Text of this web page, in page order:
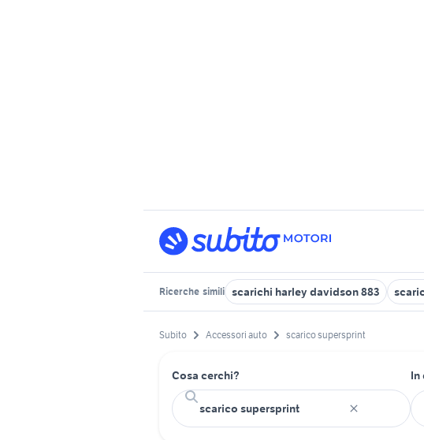
Ricerche simili scarichi harley davidson 883
Subito Accessori auto scarico supersprint
Cosa cerchi? In